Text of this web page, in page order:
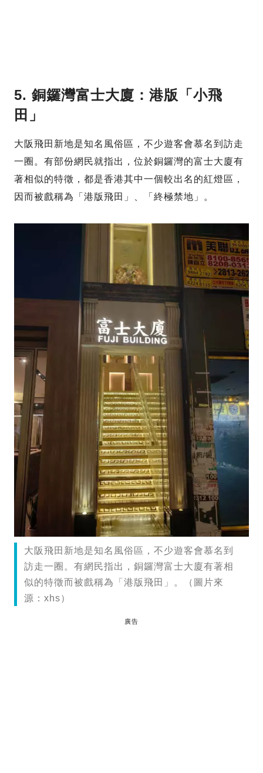
5. 銅鑼灣富士大廈：港版「小飛
田」
大阪飛田新地是知名風俗區，不少遊客會慕名到訪走
一圈。有部份網民就指出，位於銅鑼灣的富士大廈有
著相似的特徵，都是香港其中一個較出名的紅燈區，
因而被戲稱為「港版飛田」、「終極禁地」。
大阪飛田新地是知名風俗區，不少遊客會慕名到
訪走一圈。有網民指出，銅鑼灣富士大廈有著相
似的特徵而被戲稱為「港版飛田」。（圖片來
源：xhs）
廣告